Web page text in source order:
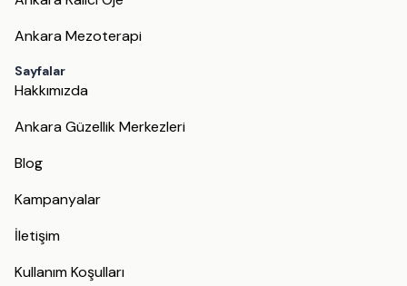
Ankara Mezoterapi
Sayfalar
Hakkımızda
Ankara Güzellik Merkezleri
Blog
Kampanyalar
İletişim
Kullanım Koşulları